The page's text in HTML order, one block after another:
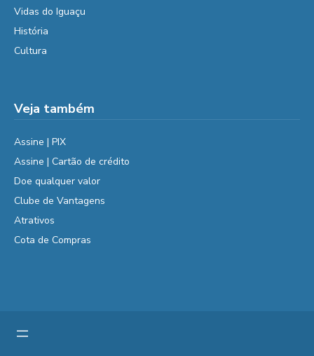
Vidas do Iguaçu
História
Cultura
Veja também
Assine | PIX
Assine | Cartão de crédito
Doe qualquer valor
Clube de Vantagens
Atrativos
Cota de Compras